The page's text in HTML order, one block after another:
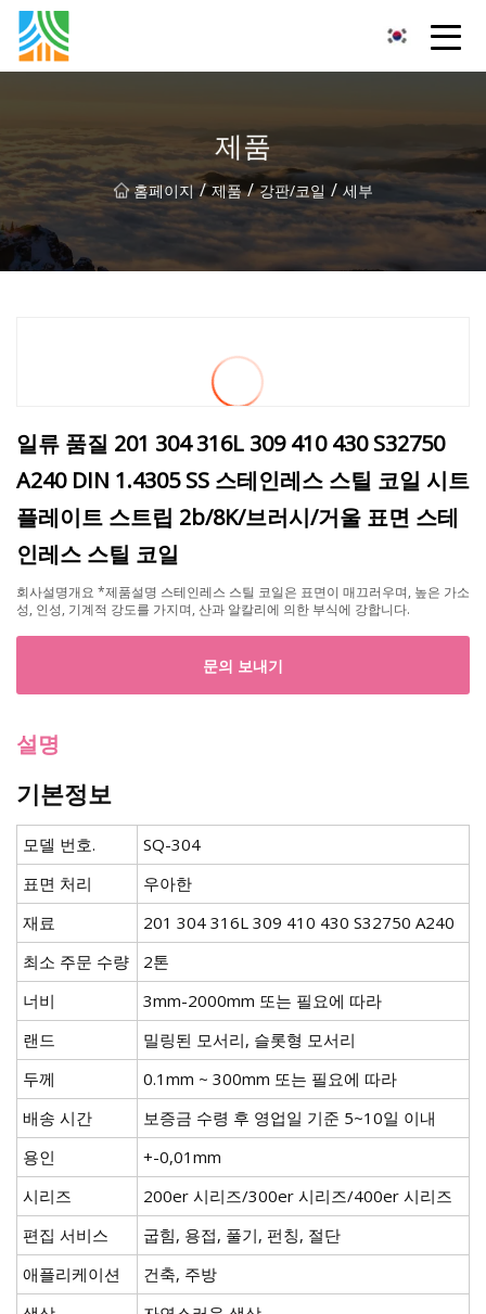
제품
홈페이지 / 제품 / 강판/코일 / 세부
일류 품질 201 304 316L 309 410 430 S32750
A240 DIN 1.4305 SS 스테인레스 스틸 코일 시트
플레이트 스트립 2b/8K/브러시/거울 표면 스테
인레스 스틸 코일
회사설명개요 *제품설명 스테인레스 스틸 코일은 표면이 매끄러우며, 높은 가소
성, 인성, 기계적 강도를 가지며, 산과 알칼리에 의한 부식에 강합니다.
문의 보내기
설명
기본정보
모델 번호.
SQ-304
표면 처리
우아한
재료
201 304 316L 309 410 430 S32750 A240
최소 주문 수량
2톤
너비
3mm-2000mm 또는 필요에 따라
랜드
밀링된 모서리, 슬롯형 모서리
두께
0.1mm ~ 300mm 또는 필요에 따라
배송 시간
보증금 수령 후 영업일 기준 5~10일 이내
용인
+-0,01mm
시리즈
200er 시리즈/300er 시리즈/400er 시리즈
편집 서비스
굽힘, 용접, 풀기, 펀칭, 절단
애플리케이션
건축, 주방